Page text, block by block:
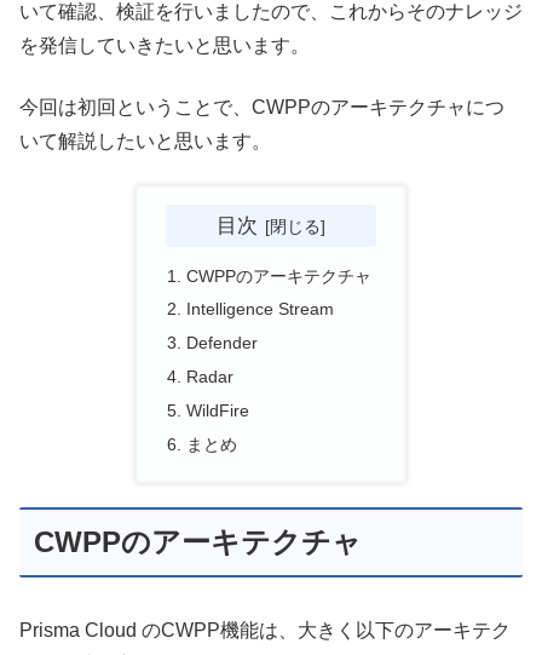
いて確認、検証を行いましたので、これからそのナレッジ
を発信していきたいと思います。
今回は初回ということで、CWPPのアーキテクチャにつ
いて解説したいと思います。
目次
CWPPのアーキテクチャ
Intelligence Stream
Defender
Radar
WildFire
まとめ
CWPPのアーキテクチャ
Prisma Cloud のCWPP機能は、大きく以下のアーキテク